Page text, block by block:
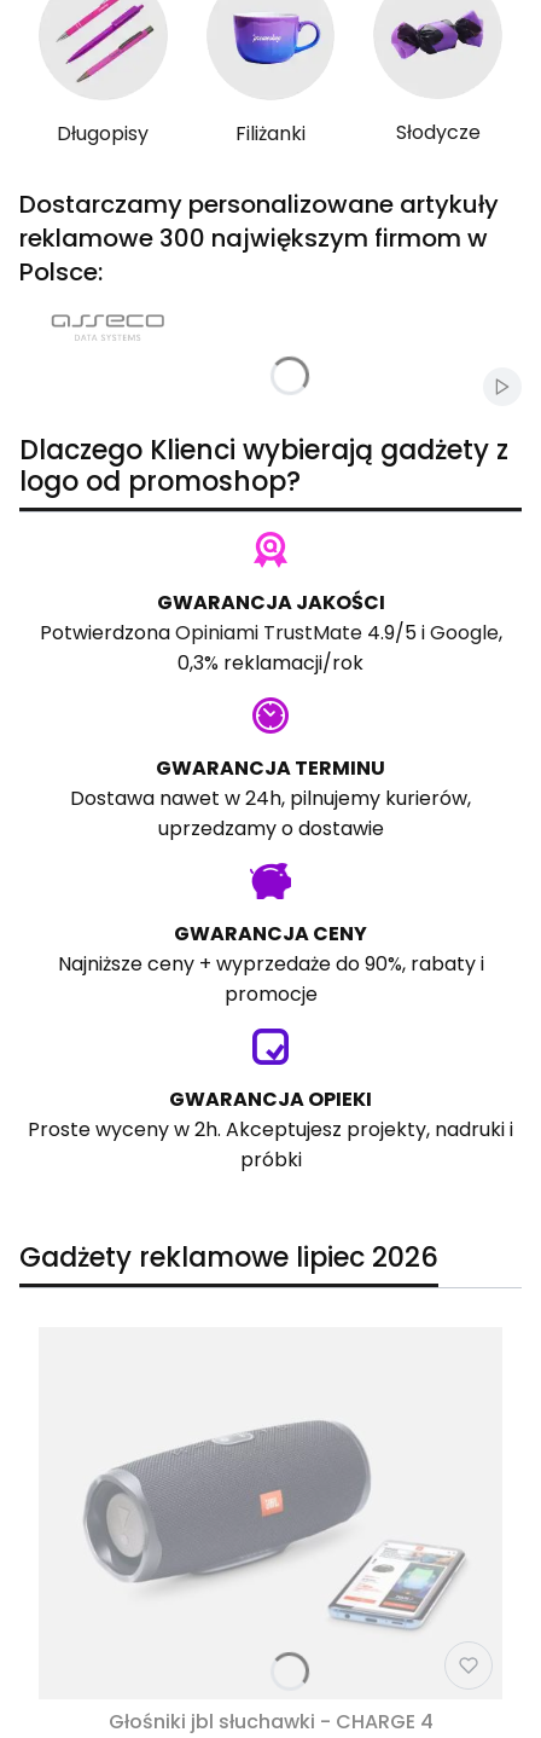
Długopisy Filiżanki Słodycze
Dostarczamy personalizowane artykuły
reklamowe 300 największym firmom w
Polsce:
Dlaczego Klienci wybierają gadżety z
logo od promoshop?
GWARANCJA JAKOŚCI
PotwierdzonaOpiniami TrustMate4.9/5 iGoogle,
0,3% reklamacji/rok
GWARANCJA TERMINU
Dostawa nawet w 24h, pilnujemy kurierów,
uprzedzamy o dostawie
GWARANCJA CENY
Najniższe ceny + wyprzedaże do 90%, rabaty i
promocje
GWARANCJA OPIEKI
Proste wyceny w 2h. Akceptujesz projekty, nadruki i
próbki
Gadżety reklamowe lipiec 2026
Głośniki jbl słuchawki - CHARGE 4